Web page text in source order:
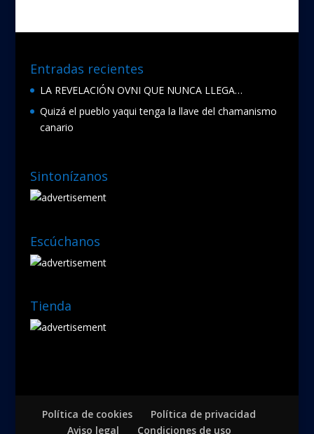
Entradas recientes
LA REVELACIÓN OVNI QUE NUNCA LLEGA…
Quizá el pueblo yaqui tenga la llave del chamanismo
canario
Sintonízanos
Escúchanos
Tienda
Política de cookies
Política de privacidad
Aviso legal
Condiciones de uso